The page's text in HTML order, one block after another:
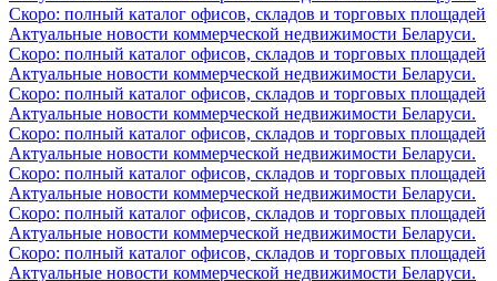
Скоро: полный каталог офисов, складов и торговых площадей
Актуальные новости коммерческой недвижимости Беларуси.
Скоро: полный каталог офисов, складов и торговых площадей
Актуальные новости коммерческой недвижимости Беларуси.
Скоро: полный каталог офисов, складов и торговых площадей
Актуальные новости коммерческой недвижимости Беларуси.
Скоро: полный каталог офисов, складов и торговых площадей
Актуальные новости коммерческой недвижимости Беларуси.
Скоро: полный каталог офисов, складов и торговых площадей
Актуальные новости коммерческой недвижимости Беларуси.
Скоро: полный каталог офисов, складов и торговых площадей
Актуальные новости коммерческой недвижимости Беларуси.
Скоро: полный каталог офисов, складов и торговых площадей
Актуальные новости коммерческой недвижимости Беларуси.